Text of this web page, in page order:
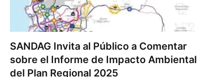
SANDAG Invita al Público a Comentar
sobre el Informe de Impacto Ambiental
del Plan Regional 2025